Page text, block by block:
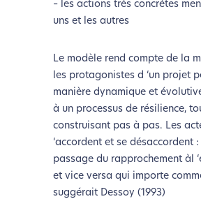
– les actions très concrètes
uns et les autres
Le modèle rend compte de la
les protagonistes d ‘un projet
manière dynamique et
à un processus de résilience,
construisant pas à pas. Les
‘accordent et se désaccordent :
passage du rapprochement àl
et vice versa qui importe
suggérait Dessoy (1993)